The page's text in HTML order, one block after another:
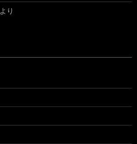
より